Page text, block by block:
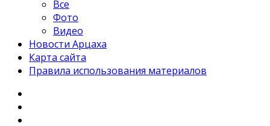
Все
Фото
Видео
Новости Арцаха
Карта сайта
Правила использования материалов